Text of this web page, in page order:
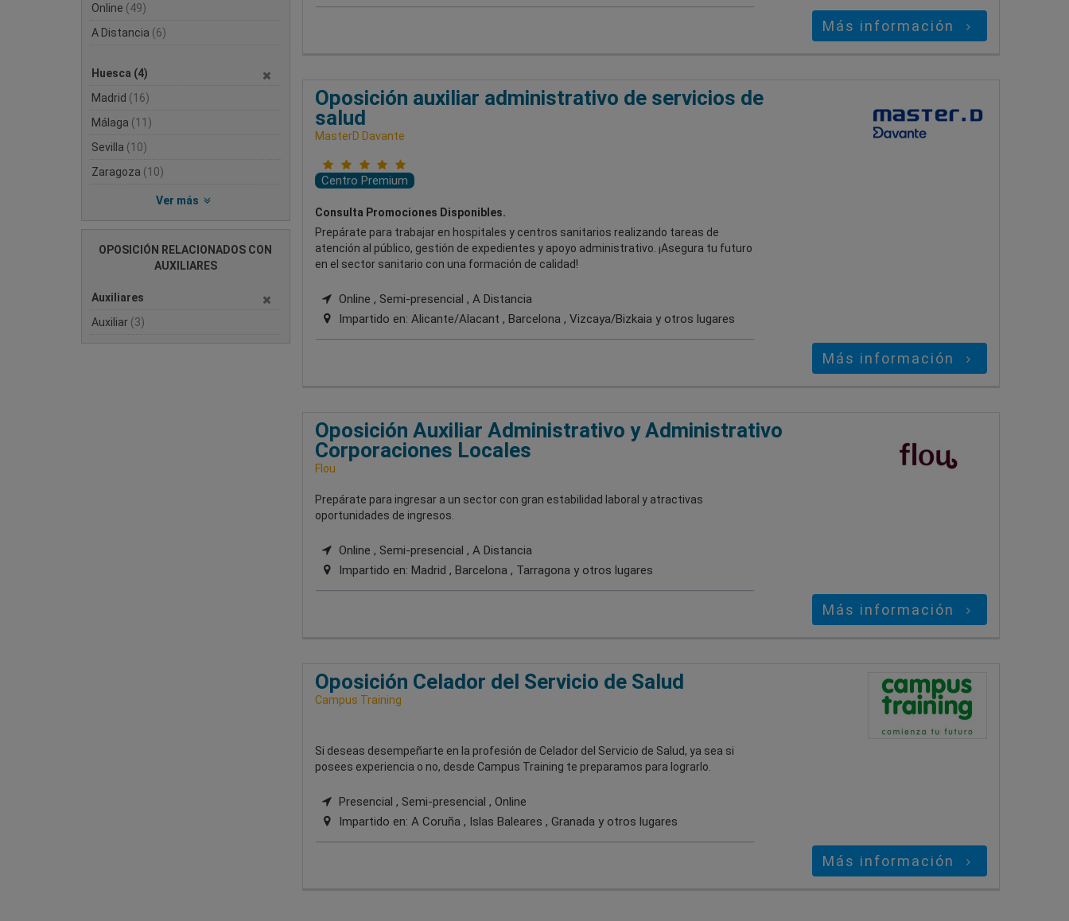
Online (49)
A Distancia (6)
Huesca (4)
Madrid (16)
Málaga (11)
Sevilla (10)
Zaragoza (10)
Ver más
OPOSICIÓN RELACIONADOS CON
AUXILIARES
Auxiliares
Auxiliar (3)
Más información
Oposición auxiliar administrativo de servicios de
salud
MasterD Davante
Centro Premium
Consulta Promociones Disponibles.
Prepárate para trabajar en hospitales y centros sanitarios realizando tareas de
atención al público, gestión de expedientes y apoyo administrativo. ¡Asegura tu futuro
en el sector sanitario con una formación de calidad!
Online , Semi-presencial , A Distancia
Impartido en: Alicante/Alacant , Barcelona , Vizcaya/Bizkaia y otros lugares
Más información
Oposición Auxiliar Administrativo y Administrativo
Corporaciones Locales
Flou
Prepárate para ingresar a un sector con gran estabilidad laboral y atractivas
oportunidades de ingresos.
Online , Semi-presencial , A Distancia
Impartido en: Madrid , Barcelona , Tarragona y otros lugares
Más información
Oposición Celador del Servicio de Salud
Campus Training
Si deseas desempeñarte en la profesión de Celador del Servicio de Salud, ya sea si
posees experiencia o no, desde Campus Training te preparamos para lograrlo.
Presencial , Semi-presencial , Online
Impartido en: A Coruña , Islas Baleares , Granada y otros lugares
Más información